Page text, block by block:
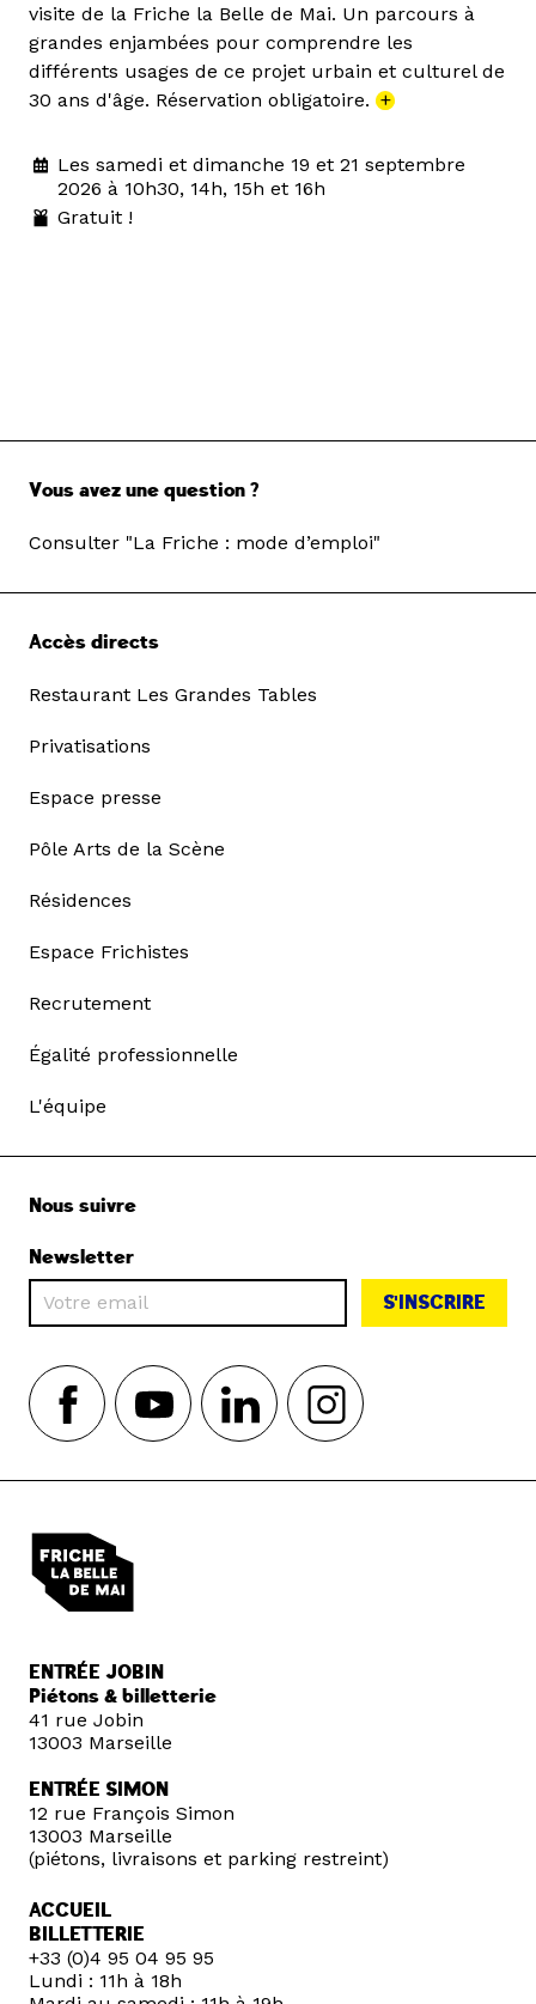
visite de la Friche la Belle de Mai. Un parcours à
grandes enjambées pour comprendre les
différents usages de ce projet urbain et culturel de
30 ans d'âge. Réservation obligatoire. +
Les samedi et dimanche 19 et 21 septembre
2026 à 10h30, 14h, 15h et 16h
Gratuit !
Vous avez une question ?
Consulter "La Friche : mode d’emploi"
Accès directs
Restaurant Les Grandes Tables
Privatisations
Espace presse
Pôle Arts de la Scène
Résidences
Espace Frichistes
Recrutement
Égalité professionnelle
L'équipe
Nous suivre
Newsletter
S'INSCRIRE
ENTRÉE JOBIN
Piétons & billetterie
41 rue Jobin
13003 Marseille
ENTRÉE SIMON
12 rue François Simon
13003 Marseille
(piétons, livraisons et parking restreint)
ACCUEIL
BILLETTERIE
+33 (0)4 95 04 95 95
Lundi : 11h à 18h